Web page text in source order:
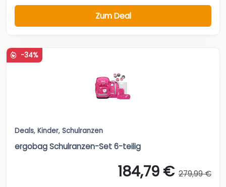
Zum Deal
-34%
Deals, Kinder, Schulranzen
ergobag Schulranzen-Set 6-teilig
184,79 € 279,99 €